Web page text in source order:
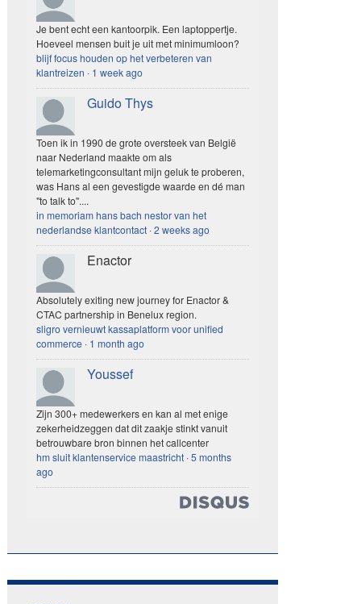
Je bent echt een kantoorpik. Een laptoppertje.
Hoeveel mensen buit je uit met minimumloon?
blijf focus houden op het verbeteren van
klantreizen · 1 week ago
Guido Thys
Toen ik in 1990 de grote oversteek van België
naar Nederland maakte om als
telemarketingconsultant mijn geluk te proberen,
was Hans al een gevestigde waarde en dé man
"to talk to"....
in memoriam hans bach nestor van het
nederlandse klantcontact ·2 weeks ago
Enactor
Absolutely exiting new journey for Enactor &
CTAC partnership in Benelux region.
sligro vernieuwt kassaplatform voor unified
commerce · 1 month ago
Youssef
Zijn 300+ medewerkers en kan al met enige
zekerheidzeggen dat dit zaakje stinkt vanuit
betrouwbare bron binnen het callcenter
hm sluit klantenservice maastricht ·5 months
ago